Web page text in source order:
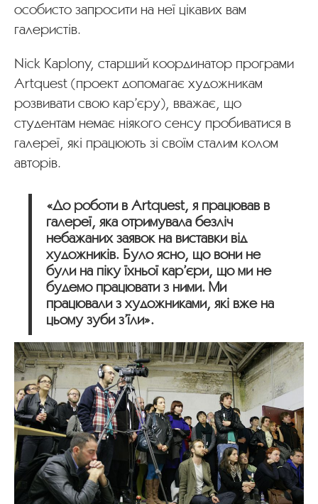
особисто запросити на неї цікавих вам
галеристів.
Nick Kaplony, старший координатор програми
Artquest (проект допомагає художникам
розвивати свою кар’єру), вважає, що
студентам немає ніякого сенсу пробиватися в
галереї, які працюють зі своїм сталим колом
авторів.
«До роботи в Artquest, я працював в
галереї, яка отримувала безліч
небажаних заявок на виставки від
художників. Було ясно, що вони не
були на піку їхньої кар’єри, що ми не
будемо працювати з ними. Ми
працювали з художниками, які вже на
цьому зуби з’їли».